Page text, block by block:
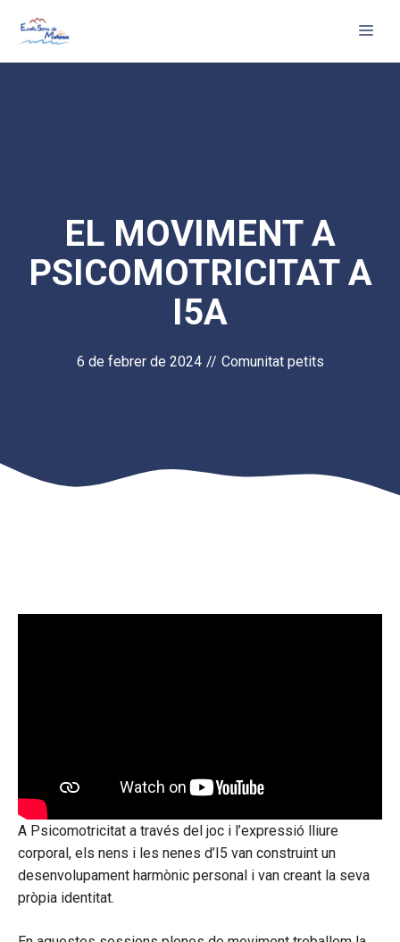
EL MOVIMENT A
PSICOMOTRICITAT A
I5A
6 de febrer de 2024 // Comunitat petits
A Psicomotricitat a través del joc i l’expressió lliure
corporal, els nens i les nenes d’I5 van construint un
desenvolupament harmònic personal i van creant la seva
pròpia identitat.